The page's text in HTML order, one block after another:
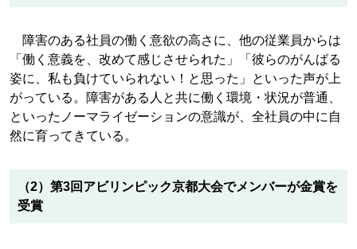
障害のある社員の働く意欲の高さに、他の従業員からは
「働く意義を、改めて感じさせられた」「彼らのがんばる
姿に、私も負けていられない！と思った」といった声が上
がっている。障害がある人と共に働く環境・状況が普通、
といったノーマライゼーションの意識が、全社員の中に自
然に育ってきている。
（2）第3回アビリンピック京都大会でメンバーが金賞を
受賞